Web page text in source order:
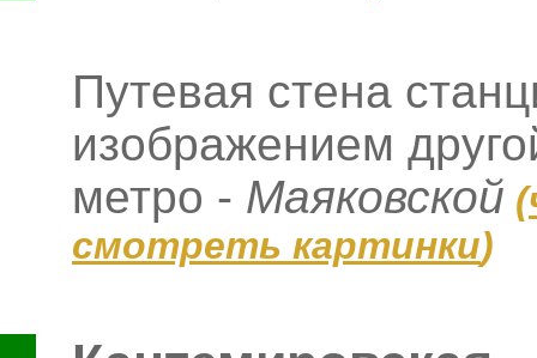
Путевая стена
изображением
метро - Маяковской (
смотреть картинки)